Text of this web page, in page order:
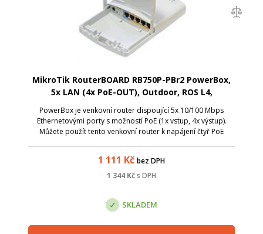
MikroTik RouterBOARD RB750P-PBr2 PowerBox,
5x LAN (4x PoE-OUT), Outdoor, ROS L4,
PowerBox je venkovní router dispoující 5x 10/100 Mbps
Ethernetovými porty s možností PoE (1x vstup, 4x výstup).
Můžete použít tento venkovní router k napájení čtyř PoE
1 111 Kč bez DPH
1 344 Kčs DPH
SKLADEM